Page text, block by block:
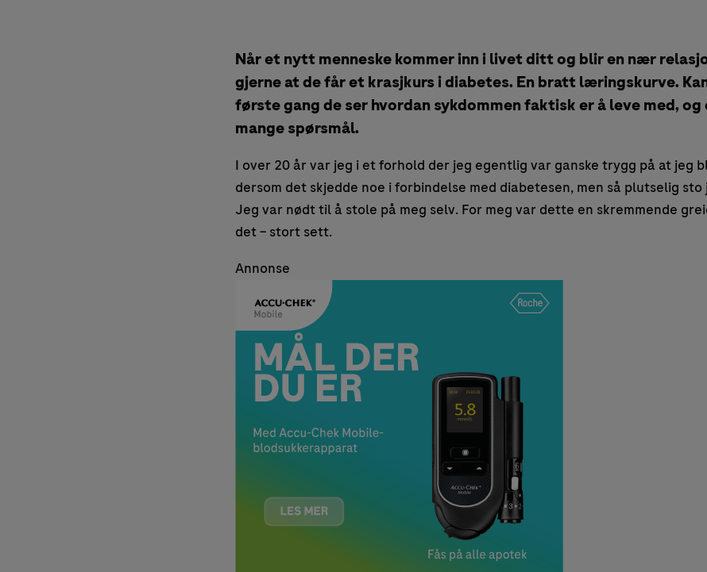
Når et nytt menneske kommer inn i livet ditt og blir en nær
gjerne at de får et krasjkurs i diabetes. En bratt læringskurve.
første gang de ser hvordan sykdommen faktisk er å leve med, og
mange spørsmål.
I over 20 år var jeg i et forhold der jeg egentlig var ganske trygg på at jeg
dersom det skjedde noe i forbindelse med diabetesen, men så plutselig
Jeg var nødt til å stole på meg selv. For meg var dette en skremmende
det – stort sett.
Annonse